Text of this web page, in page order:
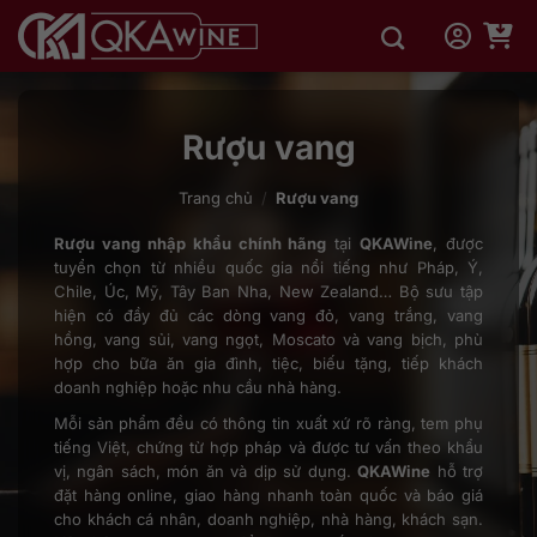
qua
Rượu vang
Trang chủ / Rượu vang
Rượu vang nhập khẩu chính hãng tạiQKAWine, được
tuyển chọn từ nhiều quốc gia nổi tiếng như Pháp, Ý,
Chile, Úc, Mỹ, Tây Ban Nha, New Zealand… Bộ sưu tập
hiện có đầy đủ các dòng vang đỏ, vang trắng, vang
hồng, vang sủi, vang ngọt, Moscato và vang bịch, phù
hợp cho bữa ăn gia đình, tiệc, biếu tặng, tiếp khách
doanh nghiệp hoặc nhu cầu nhà hàng.
Mỗi sản phẩm đều có thông tin xuất xứ rõ ràng, tem phụ
tiếng Việt, chứng từ hợp pháp và được tư vấn theo khẩu
vị, ngân sách, món ăn và dịp sử dụng.QKAWine hỗ trợ
đặt hàng online, giao hàng nhanh toàn quốc và báo giá
cho khách cá nhân, doanh nghiệp, nhà hàng, khách sạn.